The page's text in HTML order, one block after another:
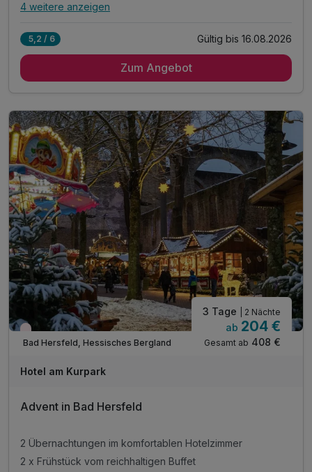
Alle Inklusivleistungen
1 x Frühstück vom reichhaltigen Buffet
Gutschein über 1 Getränk in der Festspiellounge
an der Stiftsruine
Nutzung der Saunalandschaft und des Fitnessraumes
Leihbademantel und Saunatücher
4 weitere anzeigen
5,2 / 6 Gültig bis 16.08.2026
Zum Angebot
Wieder frei ab November
Bad Hersfeld, Hessisches Bergland
3 Tage | 2 Nächte
ab 204 €
Gesamt ab 408 €
Hotel am Kurpark
Advent in Bad Hersfeld
2 Übernachtungen im komfortablen Hotelzimmer
2 x Frühstück vom reichhaltigen Buffet